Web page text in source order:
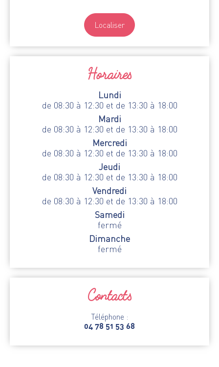
Localiser
Horaires
Lundi
de 08:30 à 12:30 et de 13:30 à 18:00
Mardi
de 08:30 à 12:30 et de 13:30 à 18:00
Mercredi
de 08:30 à 12:30 et de 13:30 à 18:00
Jeudi
de 08:30 à 12:30 et de 13:30 à 18:00
Vendredi
de 08:30 à 12:30 et de 13:30 à 18:00
Samedi
fermé
Dimanche
fermé
Contacts
Téléphone :
04 78 51 53 68